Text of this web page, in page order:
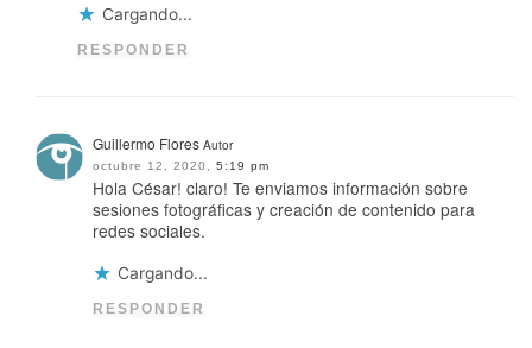
Cargando...
RESPONDER
Guillermo FloresAutor
octubre 12, 2020, 5:19 pm
Hola César! claro! Te enviamos información sobre
sesiones fotográficas y creación de contenido para
redes sociales.
Cargando...
RESPONDER